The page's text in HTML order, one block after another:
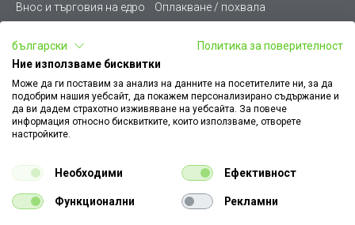
Внос и търговия на едро
Оплакване / похвала
Условия за ползване
Стани дистрибутор
Карта на сайта
Кариери
Как да намеря документ
към поръчка
Платформа за AРС
Конфигуратор за ел.
ключове и контакти
български
Политика за поверителност
Ние използваме бисквитки
Може да ги поставим за анализ на данните на посетителите ни, за да
подобрим нашия уебсайт, да покажем персонализирано съдържание и
да ви дадем страхотно изживяване на уебсайта. За повече
информация относно бисквитките, които използваме, отворете
настройките.
Необходими Ефективност
Функционални Рекламни